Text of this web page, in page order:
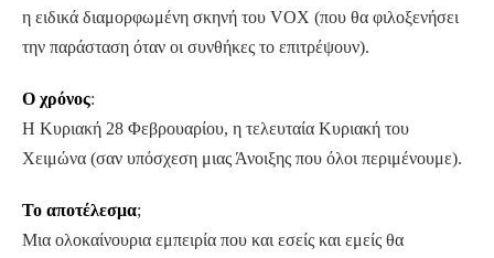
η ειδικά διαμορφωμένη σκηνή του VOX (που θα φιλοξενήσει
την παράσταση όταν οι συνθήκες το επιτρέψουν).
Ο χρόνος:
Η Κυριακή 28 Φεβρουαρίου, η τελευταία Κυριακή του
Χειμώνα (σαν υπόσχεση μιας Άνοιξης που όλοι περιμένουμε).
Το αποτέλεσμα;
Μια ολοκαίνουρια εμπειρία που και εσείς και εμείς θα